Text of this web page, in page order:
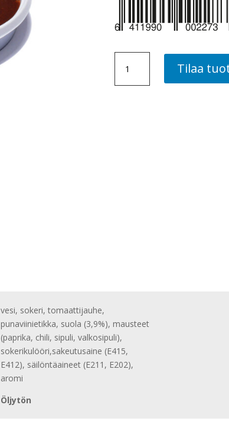
BBQ-
MARINADI,
Tilaa
vesi, sokeri, tomaattijauhe,
punaviinietikka, suola (3,9%), mausteet
(paprika, chili, sipuli, valkosipuli),
sokerikulööri,sakeutusaine (E415,
E412), säilöntäaineet (E211, E202),
aromi
Öljytön